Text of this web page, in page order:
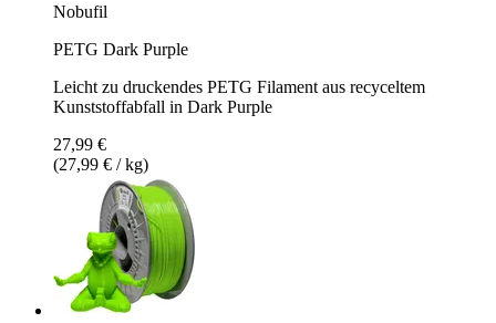
Nobufil
PETG Dark Purple
Leicht zu druckendes PETG Filament aus recyceltem
Kunststoffabfall in Dark Purple
27,99 €
(27,99 € / kg)